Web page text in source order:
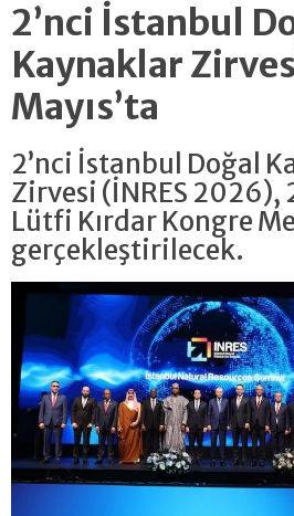
2’nci İstanbul
Kaynaklar
Mayıs’ta
2’nci İstanbul Doğal
Zirvesi (İNRES 2026),
Lütfi Kırdar Kongre
gerçekleştirilecek.